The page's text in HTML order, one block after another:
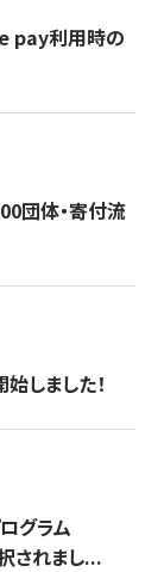
pay利用時の
団体・寄付流
しました！
グラム
されまし...